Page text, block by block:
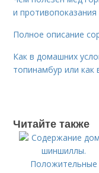
и противопоказания
Полное описание
Как в домашних
топинамбур или
Читайте также